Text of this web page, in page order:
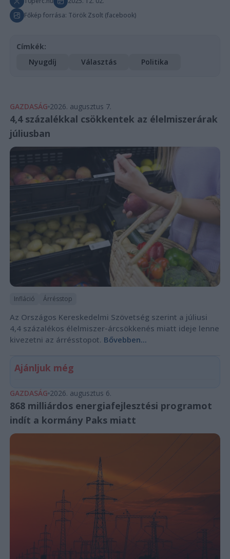
Főkép forrása: Török Zsolt (facebook)
Címkék:
Nyugdíj
Választás Politika
GAZDASÁG 2026. augusztus 7.
4,4 százalékkal csökkentek az élelmiszerárak
júliusban
Infláció Árrésstop
Az Országos Kereskedelmi Szövetség szerint a júliusi
4,4 százalékos élelmiszer-árcsökkenés miatt ideje lenne
kivezetni az árrésstopot. Bővebben...
Ajánljuk még
GAZDASÁG 2026. augusztus 6.
868 milliárdos energiafejlesztési programot
indít a kormány Paks miatt